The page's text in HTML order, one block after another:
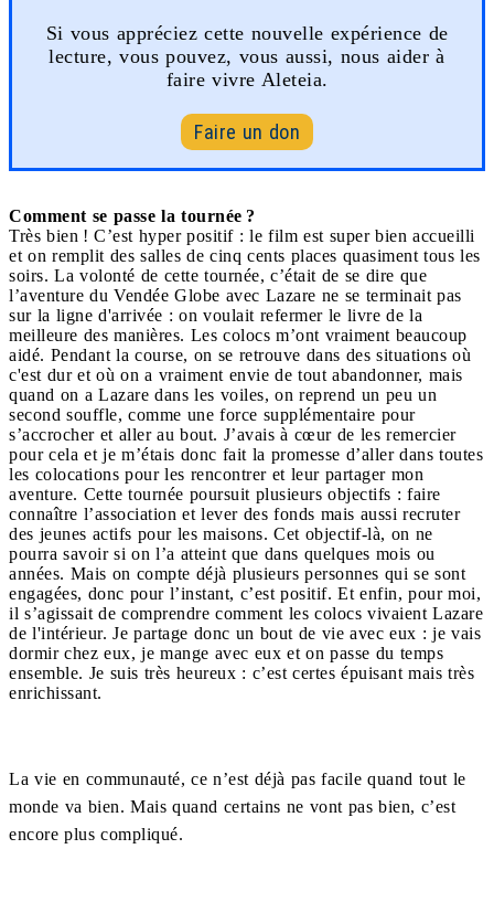
Si vous appréciez cette nouvelle expérience de
lecture, vous pouvez, vous aussi, nous aider à
faire vivre Aleteia.
Faire un don
Comment se passe la tournée ?
Très bien ! C’est hyper positif : le film est super bien accueilli
et on remplit des salles de cinq cents places quasiment tous les
soirs. La volonté de cette tournée, c’était de se dire que
l’aventure du Vendée Globe avec Lazare ne se terminait pas
sur la ligne d'arrivée : on voulait refermer le livre de la
meilleure des manières. Les colocs m’ont vraiment beaucoup
aidé. Pendant la course, on se retrouve dans des situations où
c'est dur et où on a vraiment envie de tout abandonner, mais
quand on a Lazare dans les voiles, on reprend un peu un
second souffle, comme une force supplémentaire pour
s’accrocher et aller au bout. J’avais à cœur de les remercier
pour cela et je m’étais donc fait la promesse d’aller dans toutes
les colocations pour les rencontrer et leur partager mon
aventure. Cette tournée poursuit plusieurs objectifs : faire
connaître l’association et lever des fonds mais aussi recruter
des jeunes actifs pour les maisons. Cet objectif-là, on ne
pourra savoir si on l’a atteint que dans quelques mois ou
années. Mais on compte déjà plusieurs personnes qui se sont
engagées, donc pour l’instant, c’est positif. Et enfin, pour moi,
il s’agissait de comprendre comment les colocs vivaient Lazare
de l'intérieur. Je partage donc un bout de vie avec eux : je vais
dormir chez eux, je mange avec eux et on passe du temps
ensemble. Je suis très heureux : c’est certes épuisant mais très
enrichissant.
La vie en communauté, ce n’est déjà pas facile quand tout le
monde va bien. Mais quand certains ne vont pas bien, c’est
encore plus compliqué.